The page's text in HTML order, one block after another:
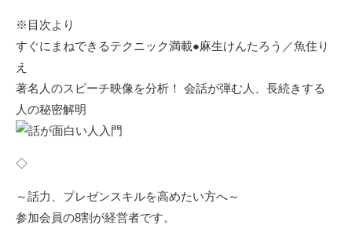
※目次より
すぐにまねできるテクニック満載●麻生けんたろう／魚住り
え
著名人のスピーチ映像を分析！ 会話が弾む人、長続きする
人の秘密解明
◇
～話力、プレゼンスキルを高めたい方へ～
参加会員の8割が経営者です。